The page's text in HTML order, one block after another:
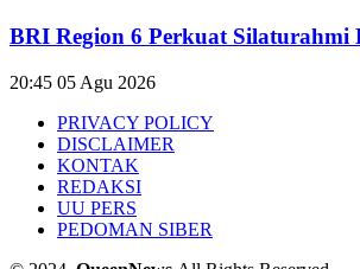
BRI Region 6 Perkuat Silaturahmi
20:45 05 Agu 2026
PRIVACY POLICY
DISCLAIMER
KONTAK
REDAKSI
UU PERS
PEDOMAN SIBER